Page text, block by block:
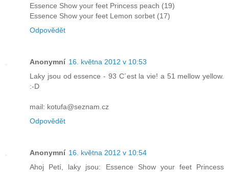
Essence Show your feet Princess peach (19)
Essence Show your feet Lemon sorbet (17)
Odpovědět
Anonymní 16. května 2012 v 10:53
Laky jsou od essence - 93 C´est la vie! a 51 mellow yellow.
:-D
mail: kotufa@seznam.cz
Odpovědět
Anonymní 16. května 2012 v 10:54
Ahoj Petí, laky jsou: Essence Show your feet Princess